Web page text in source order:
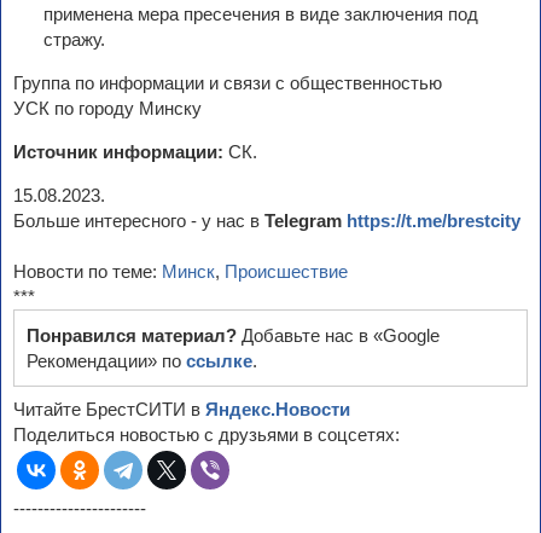
применена мера пресечения в виде заключения под
стражу.
Группа по информации и связи с общественностью
УСК по городу Минску
Источник информации: СК.
15.08.2023.
Больше интересного - у нас в Telegram https://t.me/brestcity
Новости по теме: Минск, Происшествие
***
Понравился материал? Добавьте нас в «Google
Рекомендации» по ссылке.
Читайте БрестСИТИ в Яндекс.Новости
Поделиться новостью с друзьями в соцсетях:
----------------------